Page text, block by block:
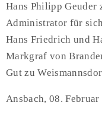
Hans Philipp Geuder
Administrator für
Hans Friedrich und
Markgraf von
Gut zu
Ansbach, 08. Februar